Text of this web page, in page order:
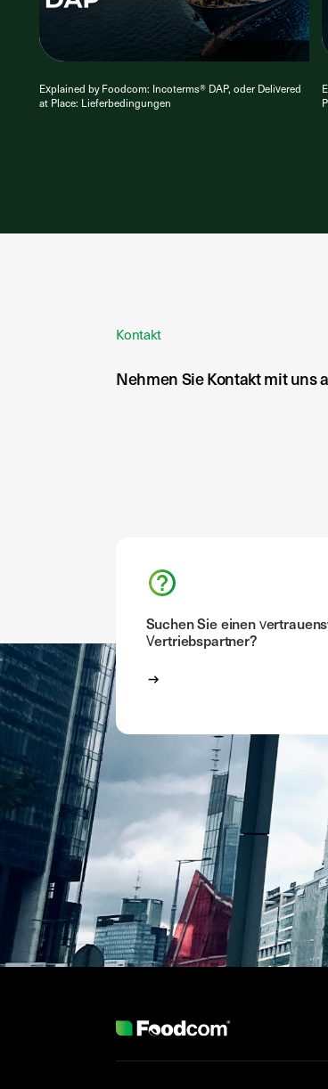
Explained by Foodcom: Incoterms® DAP, oder Delivered
at Place: Lieferbedingungen
Kontakt
Nehmen Sie Kontakt mit uns
Suchen Sie einen
Vertriebspartner?